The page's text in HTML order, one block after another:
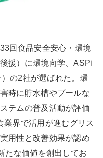
回食品安全安心・環境
援）に環境向学、ASPi
の2社が選ばれた。環
時に貯水槽やプールな
テムの普及活動が評価
業界で活用が進むグリス
用性と改善効果が認め
たな価値を創出してお